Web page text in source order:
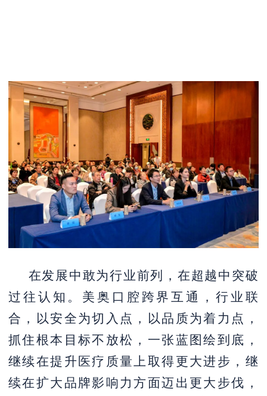
在发展中敢为行业前列，在超越中突破
过往认知。美奥口腔跨界互通，行业联
合，以安全为切入点，以品质为着力点，
抓住根本目标不放松，一张蓝图绘到底，
继续在提升医疗质量上取得更大进步，继
续在扩大品牌影响力方面迈出更大步伐，